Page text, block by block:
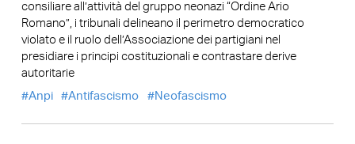
consiliare all’attività del gruppo neonazi “Ordine Ario
Romano”, i tribunali delineano il perimetro democratico
violato e il ruolo dell’Associazione dei partigiani nel
presidiare i principi costituzionali e contrastare derive
autoritarie
Anpi
Antifascismo Neofascismo